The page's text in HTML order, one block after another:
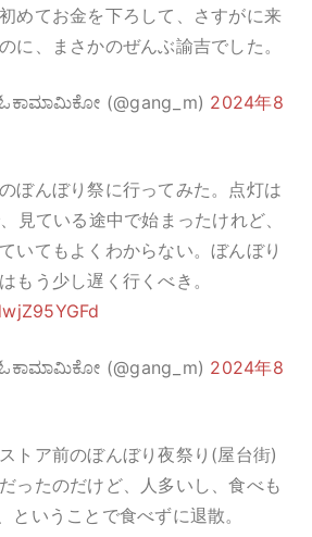
めてお金を下ろして、さすがに来
に、まさかのぜんぶ諭吉でした。
(@gang_m) 2024年8
ぼんぼり祭に行ってみた。点灯は
見ている途中で始まったけれど、
いてもよくわからない。ぼんぼり
もう少し遅く行くべき。
(@gang_m) 2024年8
トア前のぼんぼり夜祭り(屋台街)
ったのだけど、人多いし、食べも
いうことで食べずに退散。